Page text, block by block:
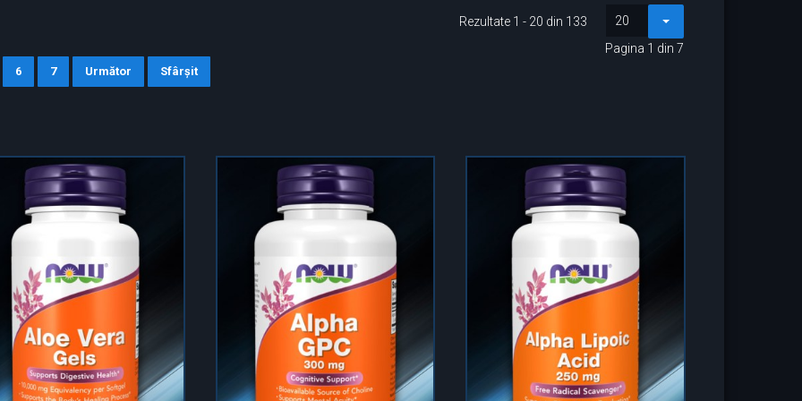
Rezultate 1 - 20 din 133 20
6 7 Următor Sfârșit
Pagina 1 din 7